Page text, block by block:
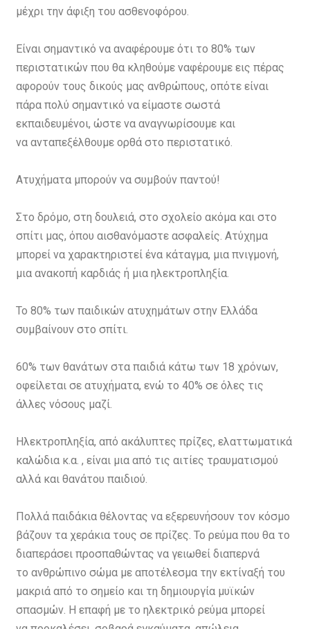
μέχρι την άφιξη του ασθενοφόρου.
Είναι σημαντικό να αναφέρουμε ότι το 80% των
περιστατικών που θα κληθούμε ναφέρουμε εις πέρας
αφορούν τους δικούς μας ανθρώπους, οπότε είναι
πάρα πολύ σημαντικό να είμαστε σωστά
εκπαιδευμένοι, ώστε να αναγνωρίσουμε και
να ανταπεξέλθουμε ορθά στο περιστατικό.
Ατυχήματα μπορούν να συμβούν παντού!
Στο δρόμο, στη δουλειά, στο σχολείο ακόμα και στο
σπίτι μας, όπου αισθανόμαστε ασφαλείς. Ατύχημα
μπορεί να χαρακτηριστεί ένα κάταγμα, μια πνιγμονή,
μια ανακοπή καρδιάς ή μια ηλεκτροπληξία.
Το 80% των παιδικών ατυχημάτων στην Ελλάδα
συμβαίνουν στο σπίτι.
60% των θανάτων στα παιδιά κάτω των 18 χρόνων,
οφείλεται σε ατυχήματα, ενώ το 40% σε όλες τις
άλλες νόσους μαζί.
Ηλεκτροπληξία, από ακάλυπτες πρίζες, ελαττωματικά
καλώδια κ.α. , είναι μια από τις αιτίες τραυματισμού
αλλά και θανάτου παιδιού.
Πολλά παιδάκια θέλοντας να εξερευνήσουν τον κόσμο
βάζουν τα χεράκια τους σε πρίζες. Το ρεύμα που θα το
διαπεράσει προσπαθώντας να γειωθεί διαπερνά
το ανθρώπινο σώμα με αποτέλεσμα την εκτίναξή του
μακριά από το σημείο και τη δημιουργία μυϊκών
σπασμών. Η επαφή με το ηλεκτρικό ρεύμα μπορεί